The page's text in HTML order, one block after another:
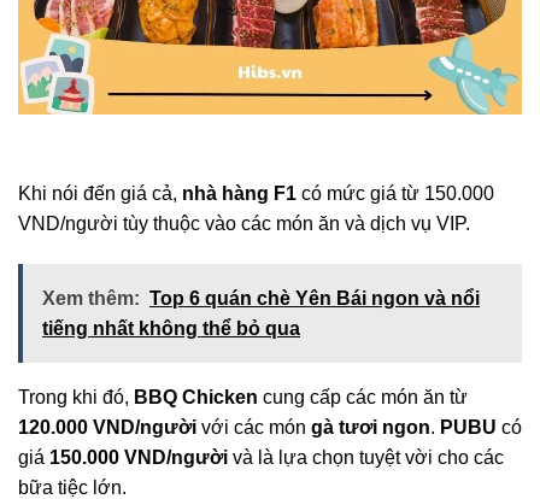
Khi nói đến giá cả, nhà hàng F1 có mức giá từ 150.000
VND/người tùy thuộc vào các món ăn và dịch vụ VIP.
Xem thêm: Top 6 quán chè Yên Bái ngon và nổi
tiếng nhất không thể bỏ qua
Trong khi đó, BBQ Chicken cung cấp các món ăn từ
120.000 VND/người với các món gà tươi ngon. PUBU có
giá 150.000 VND/người và là lựa chọn tuyệt vời cho các
bữa tiệc lớn.